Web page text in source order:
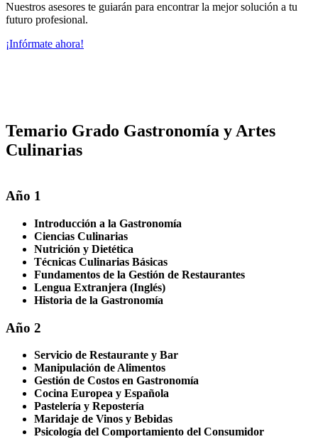
Nuestros asesores te guiarán para encontrar la mejor solución a tu
futuro profesional.
¡Infórmate ahora!
Temario Grado Gastronomía y Artes
Culinarias
Año 1
Introducción a la Gastronomía
Ciencias Culinarias
Nutrición y Dietética
Técnicas Culinarias Básicas
Fundamentos de la Gestión de Restaurantes
Lengua Extranjera (Inglés)
Historia de la Gastronomía
Año 2
Servicio de Restaurante y Bar
Manipulación de Alimentos
Gestión de Costos en Gastronomía
Cocina Europea y Española
Pastelería y Repostería
Maridaje de Vinos y Bebidas
Psicología del Comportamiento del Consumidor